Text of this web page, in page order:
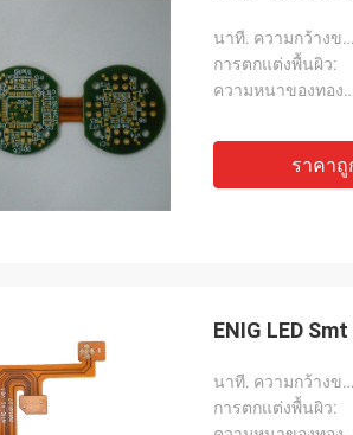
นาที. ความกว้างของเส้น:
การตกแต่งพื้นผิว:
ความหนาของทองแดง:
ราคา
ENIG LED
นาที. ความกว้างของเส้น:
การตกแต่งพื้นผิว: